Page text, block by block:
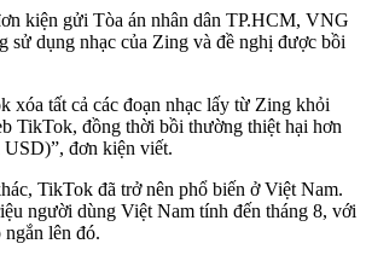
kiện gửi Tòa án nhân dân TP.HCM, VNG
sử dụng nhạc của Zing và đề nghị được bồi
xóa tất cả các đoạn nhạc lấy từ Zing khỏi
TikTok, đồng thời bồi thường thiệt hại hơn
đơn kiện viết.
TikTok đã trở nên phổ biến ở Việt Nam.
người dùng Việt Nam tính đến tháng 8, với
lên đó.